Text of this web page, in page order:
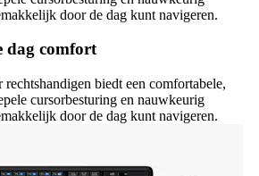
door de dag kunt navigeren.
dag comfort
biedt een comfortabele,
cursorbesturing en nauwkeurig
door de dag kunt navigeren.